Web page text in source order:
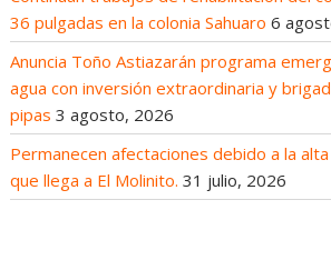
36 pulgadas en la colonia Sahuaro 6
Anuncia Toño Astiazarán programa
agua con inversión extraordinaria y
pipas 3 agosto, 2026
Permanecen afectaciones debido a la
que llega a El Molinito. 31 julio, 2026